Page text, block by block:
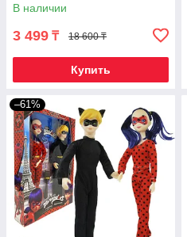
качественная реплика}
В наличии
3 499 ₸ 18 600 ₸
Купить
–61%